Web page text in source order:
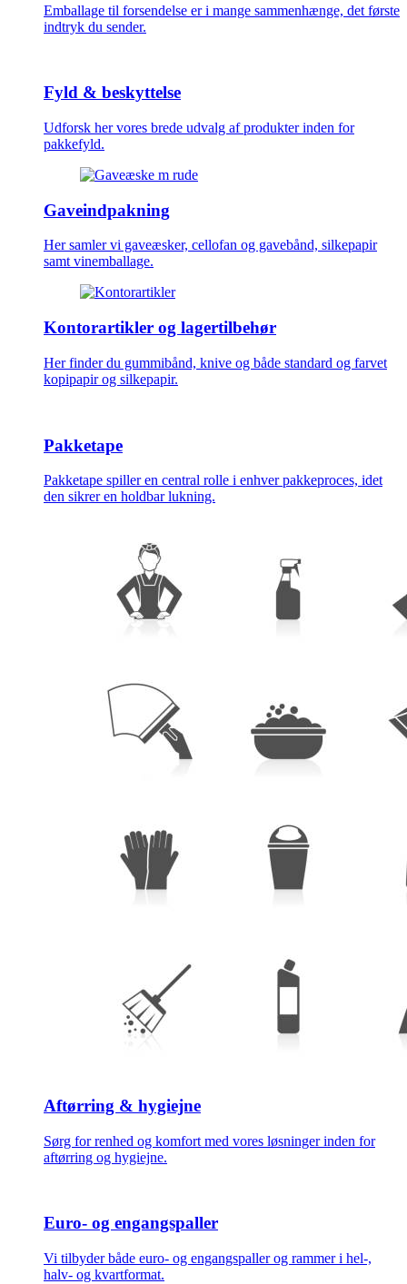
Emballage til forsendelse er i mange sammenhænge, det første
indtryk du sender.
Fyld & beskyttelse
Udforsk her vores brede udvalg af produkter inden for
pakkefyld.
Gaveindpakning
Her samler vi gaveæsker, cellofan og gavebånd, silkepapir
samt vinemballage.
Kontorartikler og lagertilbehør
Her finder du gummibånd, knive og både standard og farvet
kopipapir og silkepapir.
Pakketape
Pakketape spiller en central rolle i enhver pakkeproces, idet
den sikrer en holdbar lukning.
Aftørring & hygiejne
Sørg for renhed og komfort med vores løsninger inden for
aftørring og hygiejne.
Euro- og engangspaller
Vi tilbyder både euro- og engangspaller og rammer i hel-,
halv- og kvartformat.